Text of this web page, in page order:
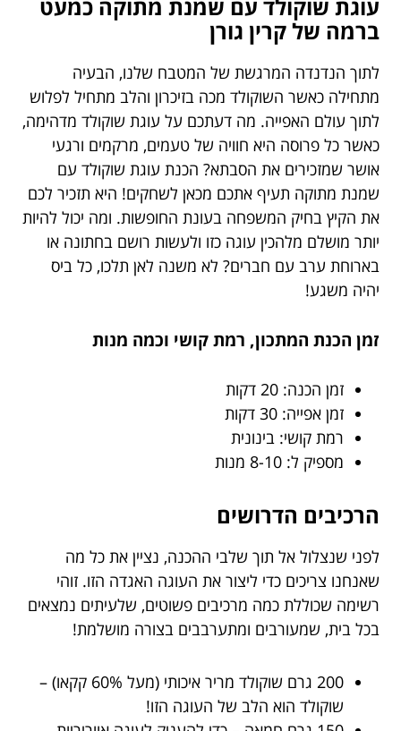
עוגת שוקולד עם שמנת מתוקה כמעט
ברמה של קרין גורן
לתוך הנדנדה המרגשת של המטבח שלנו, הבעיה
מתחילה כאשר השוקולד מכה בזיכרון והלב מתחיל לפלוש
לתוך עולם האפייה. מה דעתכם על עוגת שוקולד מדהימה,
כאשר כל פרוסה היא חוויה של טעמים, מרקמים ורגעי
אושר שמזכירים את הסבתא? הכנת עוגת שוקולד עם
שמנת מתוקה תעיף אתכם מכאן לשחקים! היא תזכיר לכם
את הקיץ בחיק המשפחה בעונת החופשות. ומה יכול להיות
יותר מושלם מלהכין עוגה כזו ולעשות רושם בחתונה או
בארוחת ערב עם חברים? לא משנה לאן תלכו, כל ביס
יהיה משגע!
זמן הכנת המתכון, רמת קושי וכמה מנות
זמן הכנה: 20 דקות
זמן אפייה: 30 דקות
רמת קושי: בינונית
מספיק ל: 8-10 מנות
הרכיבים הדרושים
לפני שנצלול אל תוך שלבי ההכנה, נציין את כל מה
שאנחנו צריכים כדי ליצור את העוגה האגדה הזו. זוהי
רשימה שכוללת כמה מרכיבים פשוטים, שלעיתים נמצאים
בכל בית, שמעורבים ומתערבבים בצורה מושלמת!
200 גרם שוקולד מריר איכותי (מעל 60% קקאו) –
שוקולד הוא הלב של העוגה הזו!